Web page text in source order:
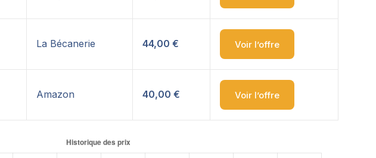
La Bécanerie 44,00 € Voir l’offre
Amazon 40,00 € Voir l’offre